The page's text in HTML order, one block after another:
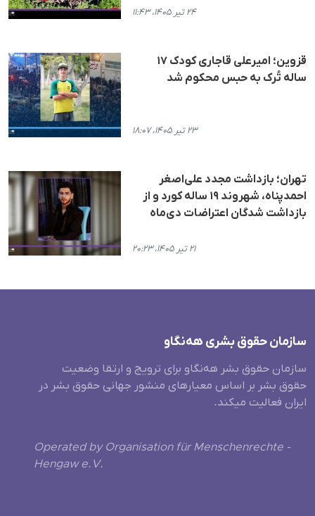
۲۴ تیر ۱۴۰۵، ۱۱:۴۳
قزوین؛ امیرعلی قاجاری کودک ۱۷
ساله تُرک به حبس محکوم شد
۲۳ تیر ۱۴۰۵، ۱۸:۰۷
تهران؛ بازداشت مجدد علی‌اصغر
احمدپناه، شهروند ۱۹ ساله کورد و از
بازداشت‌ شدگان اعتراضات دی‌ماه
۲۱ تیر ۱۴۰۵، ۲۰:۲۳
سازمان حقوق بشری هەنگاو
سازمان حقوق بشر هه‌نگاو برای ترویج و ارتقا وضعیت
حقوق بشر بر اساس معیارهای منشور جهانی حقوق بشر در
ایران فعالیت میکند.
Operated by Organisation für Menschenrechte -
Hengaw e.V.